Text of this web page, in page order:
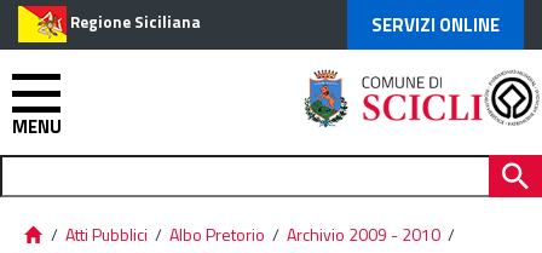
Regione Siciliana SERVIZI ONLINE
MENU
/ Atti Pubblici / Albo Pretorio / Archivio 2009 - 2010 /